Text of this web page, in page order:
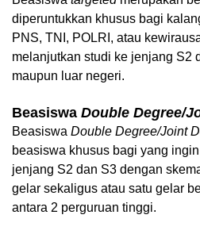
diperuntukkan khusus bagi
PNS, TNI, POLRI, atau
melanjutkan studi ke jenjang S2
maupun luar negeri.
Beasiswa Double Degree/
Beasiswa Double Degree/Joint
beasiswa khusus bagi yang
jenjang S2 dan S3 dengan
gelar sekaligus atau satu gelar
antara 2 perguruan tinggi.